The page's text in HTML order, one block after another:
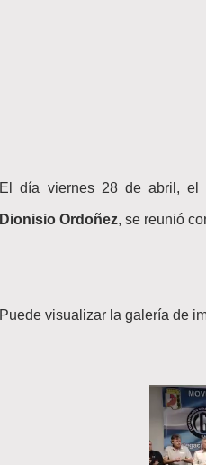
El día viernes 28 de abril, el
Dionisio Ordoñez, se reunió
Puede visualizar la galería de